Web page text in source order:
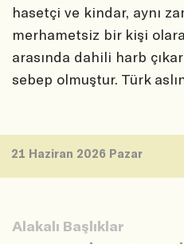
hasetçi ve kindar, aynı
merhametsiz bir kişi
arasında dahili harb
sebep olmuştur. Türk
21 Haziran 2026 Pazar
Alakalı Başlıklar